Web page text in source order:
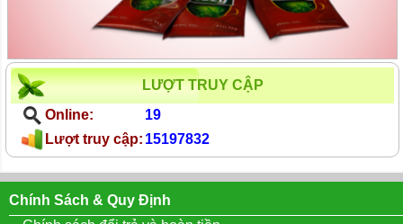
LƯỢT TRUY CẬP
Online:
19
Lượt truy cập: 15197832
Chính Sách & Quy Định